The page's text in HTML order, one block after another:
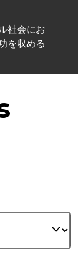
社会にお
を収める